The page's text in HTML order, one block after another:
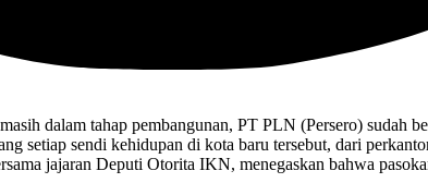
dalam tahap pembangunan, PT PLN (Persero) sudah
setiap sendi kehidupan di kota baru tersebut, dari
jajaran Deputi Otorita IKN, menegaskan bahwa